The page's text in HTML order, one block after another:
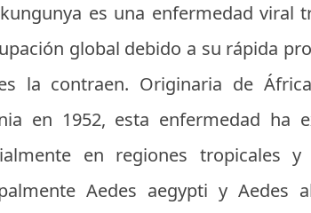
es una enfermedad
global debido a su rápida
la contraen. Originaria de
en 1952, esta enfermedad ha
en regiones tropicales
Aedes aegypti y Aedes